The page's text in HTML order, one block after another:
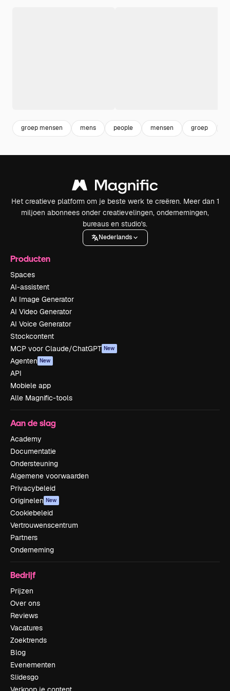
groep mensen mens people mensen groep
Het creatieve platform om je beste werk te creëren. Meer dan 1
miljoen abonnees onder creatievelingen, ondernemingen,
bureaus en studio's.
Nederlands
Producten
Spaces
AI-assistent
AI Image Generator
AI Video Generator
AI Voice Generator
Stockcontent
MCP voor Claude/ChatGPT New
Agenten New
API
Mobiele app
Alle Magnific-tools
Aan de slag
Academy
Documentatie
Ondersteuning
Algemene voorwaarden
Privacybeleid
Originelen New
Cookiebeleid
Vertrouwenscentrum
Partners
Onderneming
Bedrijf
Prijzen
Over ons
Reviews
Vacatures
Zoektrends
Blog
Evenementen
Slidesgo